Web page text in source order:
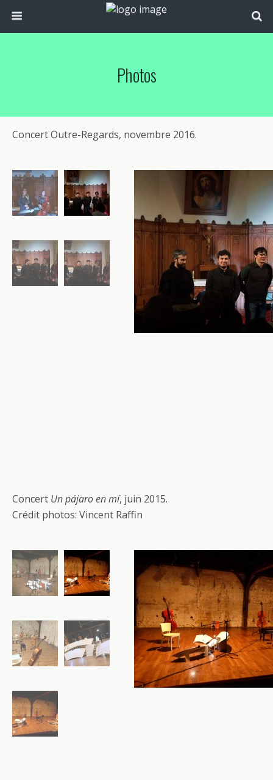
Photos
Concert Outre-Regards, novembre 2016.
Concert Un pájaro en mí, juin 2015.
Crédit photos: Vincent Raffin